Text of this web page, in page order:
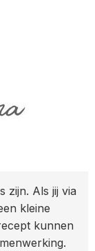
zijn. Als jij via
kleine
kunnen